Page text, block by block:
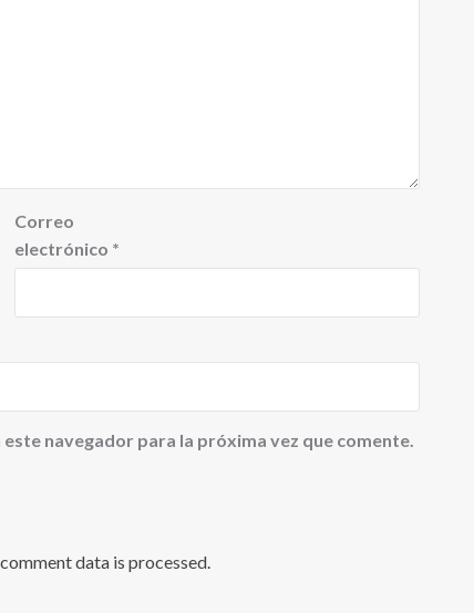
Correo
electrónico *
navegador para la próxima vez que comente.
data is processed